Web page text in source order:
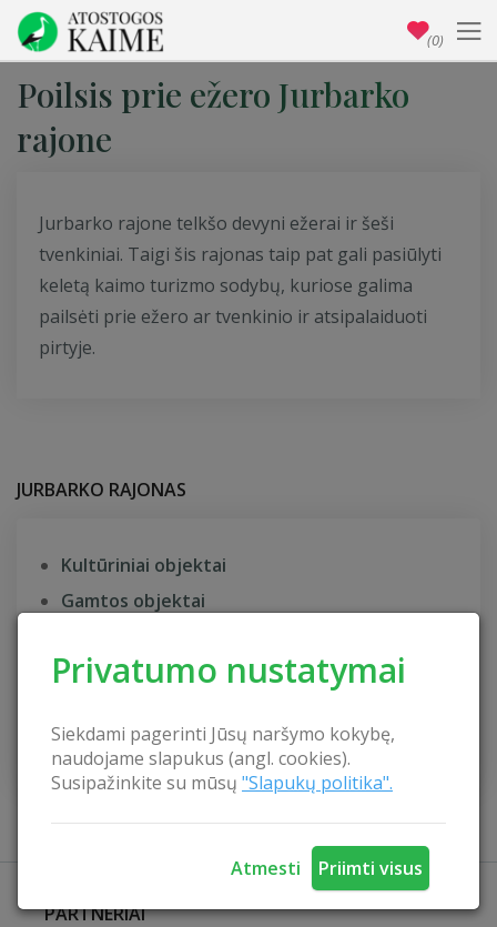
Privatumo nustatymai
Siekdami pagerinti Jūsų naršymo kokybę,
naudojame slapukus (angl. cookies).
Susipažinkite su mūsų "Slapukų politika".
Atmesti Priimti visus
Poilsis prie ežero Jurbarko
rajone
Jurbarko rajone telkšo devyni ežerai ir šeši
tvenkiniai. Taigi šis rajonas taip pat gali pasiūlyti
keletą kaimo turizmo sodybų, kuriose galima
pailsėti prie ežero ar tvenkinio ir atsipalaiduoti
pirtyje.
JURBARKO RAJONAS
Kultūriniai objektai
Gamtos objektai
Aktyvus laisvalaikis
Šeimos šventėms
PARTNERIAI
(0)